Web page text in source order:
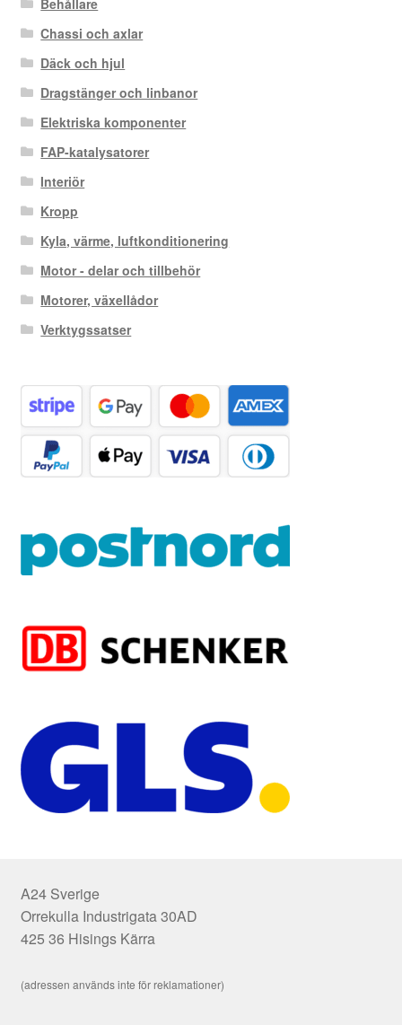
Behållare
Chassi och axlar
Däck och hjul
Dragstänger och linbanor
Elektriska komponenter
FAP-katalysatorer
Interiör
Kropp
Kyla, värme, luftkonditionering
Motor - delar och tillbehör
Motorer, växellådor
Verktygssatser
A24 Sverige
Orrekulla Industrigata 30AD
425 36 Hisings Kärra
(adressen används inte för reklamationer)